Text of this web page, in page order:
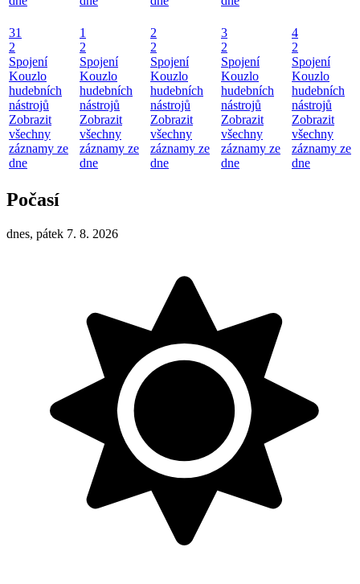
31
2
Spojení
Kouzlo
hudebních
nástrojů
Zobrazit
všechny
záznamy ze
dne
1
2
Spojení
Kouzlo
hudebních
nástrojů
Zobrazit
všechny
záznamy ze
dne
2
2
Spojení
Kouzlo
hudebních
nástrojů
Zobrazit
všechny
záznamy ze
dne
3
2
Spojení
Kouzlo
hudebních
nástrojů
Zobrazit
všechny
záznamy ze
dne
4
2
Spojení
Kouzlo
hudebních
nástrojů
Zobrazit
všechny
záznamy ze
dne
Počasí
dnes, pátek 7. 8. 2026